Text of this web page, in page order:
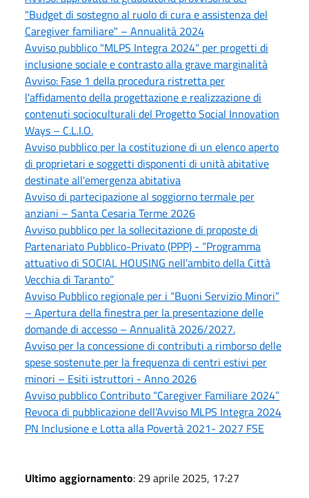
"Budget di sostegno al ruolo di cura e assistenza del
Caregiver familiare" – Annualità 2024
Avviso pubblico "MLPS Integra 2024" per progetti di
inclusione sociale e contrasto alla grave marginalità
Avviso: Fase 1 della procedura ristretta per
l'affidamento della progettazione e realizzazione di
contenuti socioculturali del Progetto Social Innovation
Ways – C.L.I.O.
Avviso pubblico per la costituzione di un elenco aperto
di proprietari e soggetti disponenti di unità abitative
destinate all'emergenza abitativa
Avviso di partecipazione al soggiorno termale per
anziani – Santa Cesaria Terme 2026
Avviso pubblico per la sollecitazione di proposte di
Partenariato Pubblico-Privato (PPP) - “Programma
attuativo di SOCIAL HOUSING nell’ambito della Città
Vecchia di Taranto”
Avviso Pubblico regionale per i “Buoni Servizio Minori”
– Apertura della finestra per la presentazione delle
domande di accesso – Annualità 2026/2027.
Avviso per la concessione di contributi a rimborso delle
spese sostenute per la frequenza di centri estivi per
minori – Esiti istruttori - Anno 2026
Avviso pubblico Contributo “Caregiver Familiare 2024”
Revoca di pubblicazione dell’Avviso MLPS Integra 2024
PN Inclusione e Lotta alla Povertà 2021- 2027 FSE
Ultimo aggiornamento: 29 aprile 2025, 17:27